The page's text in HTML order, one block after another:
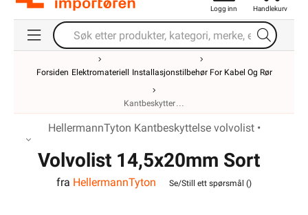
Logg inn Handlekurv
Forsiden Elektromateriell Installasjonstilbehør For Kabel Og Rør
Kantbeskytter
HellermannTyton Kantbeskyttelse volvolist •
Volvolist 14,5x20mm Sort
fra HellermannTyton Se/Still ett spørsmål ()